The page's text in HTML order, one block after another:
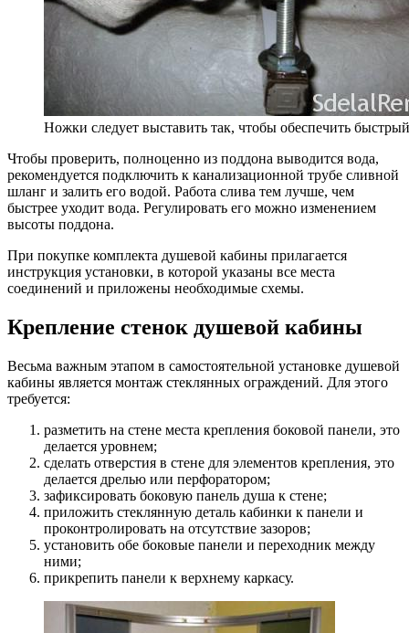
Ножки следует выставить так, чтобы обеспечить
Чтобы проверить, полноценно из поддона выводится вода,
рекомендуется подключить к канализационной трубе сливной
шланг и залить его водой. Работа слива тем лучше, чем
быстрее уходит вода. Регулировать его можно изменением
высоты поддона.
При покупке комплекта душевой кабины прилагается
инструкция установки, в которой указаны все места
соединений и приложены необходимые схемы.
Крепление стенок душевой кабины
Весьма важным этапом в самостоятельной установке душевой
кабины является монтаж стеклянных ограждений. Для этого
требуется:
разметить на стене места крепления боковой панели, это
делается уровнем;
сделать отверстия в стене для элементов крепления, это
делается дрелью или перфоратором;
зафиксировать боковую панель душа к стене;
приложить стеклянную деталь кабинки к панели и
проконтролировать на отсутствие зазоров;
установить обе боковые панели и переходник между
ними;
прикрепить панели к верхнему каркасу.